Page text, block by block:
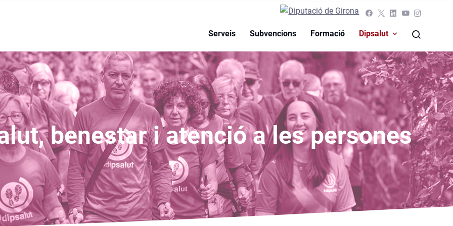
Serveis Subvencions Formació Dipsalut
benestar i atenció a les persones